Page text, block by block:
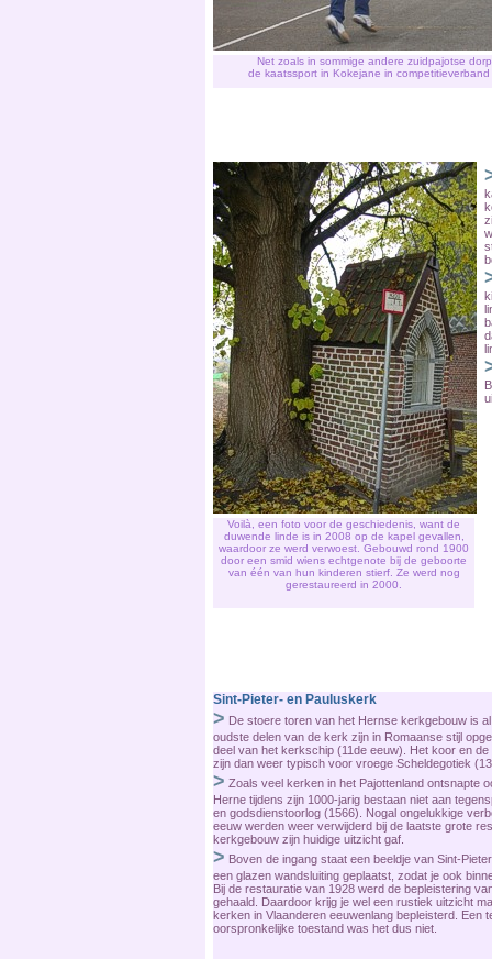
Net zoals in sommige andere zuidpajotse
de kaatssport in Kokejane in
Voilà, een foto voor de geschiedenis, want de
duwende linde is in 2008 op de kapel gevallen,
waardoor ze werd verwoest. Gebouwd rond 1900
door een smid wiens echtgenote bij de geboorte
van één van hun kinderen stierf. Ze werd nog
gerestaureerd in 2000.
Sint-Pieter- en Pauluskerk
> De stoere toren van het Hernse kerkgebouw is
oudste delen van de kerk zijn in Romaanse stijl
deel van het kerkschip (11de eeuw). Het koor en
zijn dan weer typisch voor vroege Scheldegotiek
> Zoals veel kerken in het Pajottenland ontsnapte
Herne tijdens zijn 1000-jarig bestaan niet aan
en godsdienstoorlog (1566). Nogal ongelukkige
eeuw werden weer verwijderd bij de laatste grote
kerkgebouw zijn huidige uitzicht gaf.
> Boven de ingang staat een beeldje van Sint-
een glazen wandsluiting geplaatst, zodat je ook
Bij de restauratie van 1928 werd de bepleistering
gehaald. Daardoor krijg je wel een rustiek uitzicht
kerken in Vlaanderen eeuwenlang bepleisterd. Een
oorspronkelijke toestand was het dus niet.